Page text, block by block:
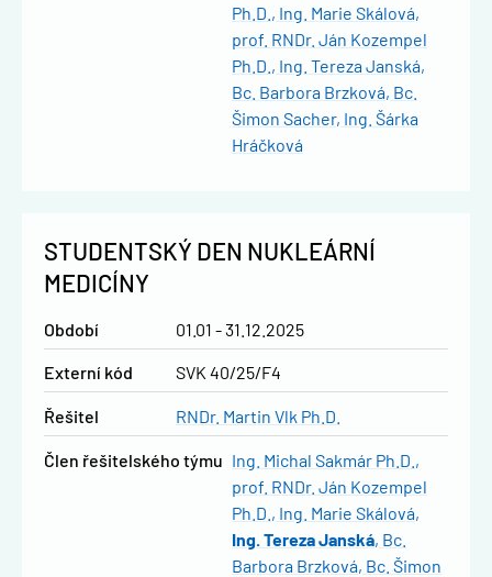
Ph.D.
Ing. Marie Skálová
prof. RNDr. Ján Kozempel
Ph.D.
Ing. Tereza Janská
Bc. Barbora Brzková Bc.
Šimon Sacher Ing. Šárka
Hráčková
STUDENTSKÝ DEN NUKLEÁRNÍ
MEDICÍNY
Období 01.01 - 31.12.2025
Externí kód SVK 40/25/F4
řešitel RNDr. Martin Vlk Ph.D.
člen řešitelského týmu Ing. Michal Sakmár Ph.D.
prof. RNDr. Ján Kozempel
Ph.D.
Ing. Marie Skálová
Ing. Tereza Janská Bc.
Barbora Brzková Bc. Šimon